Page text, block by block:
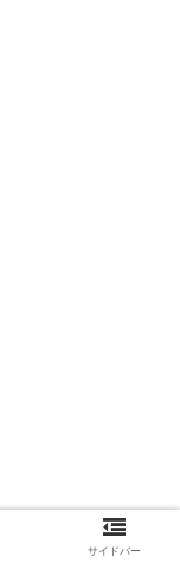
サイドバー